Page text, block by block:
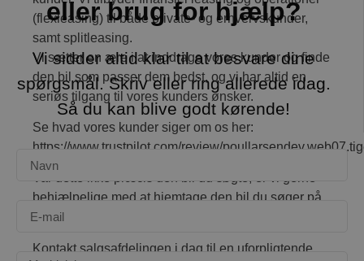
(flexleasing) til både private- og erhvervskunder,
samt splitleasing.
Vi sætter en ære i at inddrage vores kunder og finde
den bil som passer dem bedst, og vi har altid en
seriøs tilgang til vores kunders ønsker.
Se hvad vores kunder siger om os her:
https://www.trustpilot.com/review/
Var dette ikke præcis den bil du søgte, er vi gerne
behjælpelige med at hjemtage den bil du søger på
bestilling.
Kontakt salgsafdelingen i dag til en uforpligtende
eller brug for hjælp?
Vi sidder altid klar til at besvare dine
spørgsmål. Skriv eller ring allerede idag.
Så du kan blive godt kørende!